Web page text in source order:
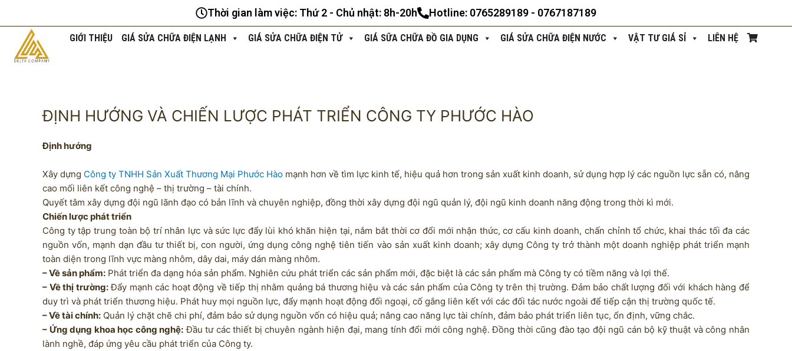
dung
Thời gian làm việc: Thứ 2 - Chủ nhật: 8h-20h Hotline: 0765289189 - 0767187189
GIỚI THIỆU GIÁ SỬA CHỮA ĐIỆN LẠNH GIÁ SỬA CHỮA ĐIỆN TỬ GIÁ SỮA CHỮA ĐỒ GIA DỤNG GIÁ SỬA CHỮA ĐIỆN NƯỚC VẬT TƯ GIÁ SỈ LIÊN HỆ
ĐỊNH HƯỚNG VÀ CHIẾN LƯỢC PHÁT TRIỂN CÔNG TY PHƯỚC HÀO
Định hướng
Xây dựng Công ty TNHH Sản Xuất Thương Mại Phước Hào mạnh hơn về tìm lực kinh tế, hiệu quả hơn trong sản xuất kinh doanh, sử dụng hợp lý các nguồn lực sẵn có, nâng
cao mối liên kết công nghệ – thị trường – tài chính.
Quyết tâm xây dựng đội ngũ lãnh đạo có bản lĩnh và chuyên nghiệp, đồng thời xây dựng đội ngũ quản lý, đội ngũ kinh doanh năng động trong thời kì mới.
Chiến lược phát triển
Công ty tập trung toàn bộ trí nhân lực và sức lực đẩy lùi khó khăn hiện tại, nắm bắt thời cơ đổi mới nhận thức, cơ cấu kinh doanh, chấn chỉnh tổ chức, khai thác tối đa các
nguồn vốn, mạnh dạn đầu tư thiết bị, con người, ứng dụng công nghệ tiên tiến vào sản xuất kinh doanh; xây dựng Công ty trở thành một doanh nghiệp phát triển mạnh
toàn diện trong lĩnh vực màng nhôm, dây dai, máy dán màng nhôm.
– Về sản phẩm: Phát triển đa dạng hóa sản phẩm. Nghiên cứu phát triển các sản phẩm mới, đặc biệt là các sản phẩm mà Công ty có tiềm năng và lợi thế.
– Về thị trường:Đẩy mạnh các hoạt động về tiếp thị nhằm quảng bá thương hiệu và các sản phẩm của Công ty trên thị trường. Đảm bảo chất lượng đối với khách hàng để
duy trì và phát triển thương hiệu. Phát huy mọi nguồn lực, đẩy mạnh hoạt động đối ngoại, cố gắng liên kết với các đối tác nước ngoài để tiếp cận thị trường quốc tế.
– Về tài chính: Quản lý chặt chẽ chi phí, đảm bảo sử dụng nguồn vốn có hiệu quả; nâng cao năng lực tài chính, đảm bảo phát triển liên tục, ổn định, vững chắc.
– Ứng dụng khoa học công nghệ: Đầu tư các thiết bị chuyên ngành hiện đại, mang tính đổi mới công nghệ. Đồng thời cũng đào tạo đội ngũ cán bộ kỹ thuật và công nhân
lành nghề, đáp ứng yêu cầu phát triển của Công ty.